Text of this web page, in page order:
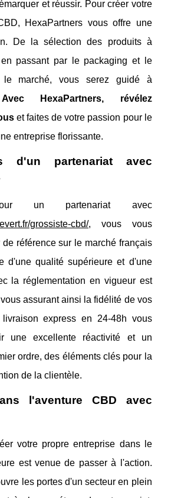
et réussir. Pour créer votre
HexaPartners vous offre une
De la sélection des produits à
passant par le packaging et le
le marché, vous serez guidé à
Avec HexaPartners, révélez
et faites de votre passion pour le
entreprise florissante.
d'un partenariat avec
un partenariat avec
grossiste-cbd/, vous vous
référence sur le marché français
d'une qualité supérieure et d'une
la réglementation en vigueur est
assurant ainsi la fidélité de vos
express en 24-48h vous
une excellente réactivité et un
ordre, des éléments clés pour la
de la clientèle.
l'aventure CBD avec
votre propre entreprise dans le
est venue de passer à l'action.
les portes d'un secteur en plein